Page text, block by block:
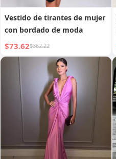
Vestido de tirantes de mujer
con bordado de moda
$73.62$362.22